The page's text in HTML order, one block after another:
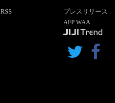
RSS
プレスリリース
AFP WAA